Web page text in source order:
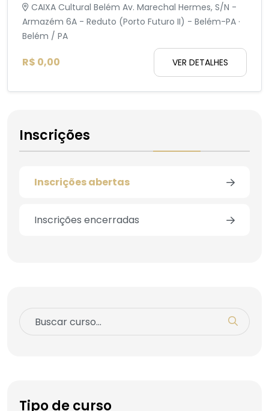
CAIXA Cultural Belém Av. Marechal Hermes, S/N -
Armazém 6A - Reduto (Porto Futuro II) - Belém-PA ·
Belém / PA
R$ 0,00 VER DETALHES
Inscrições
Inscrições abertas
Inscrições encerradas
Tipo de curso